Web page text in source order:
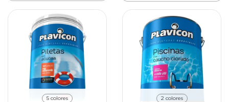
5 colores 2 colores